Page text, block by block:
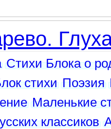
Стихи Блока о
стихи Поэзия
Маленькие
классиков